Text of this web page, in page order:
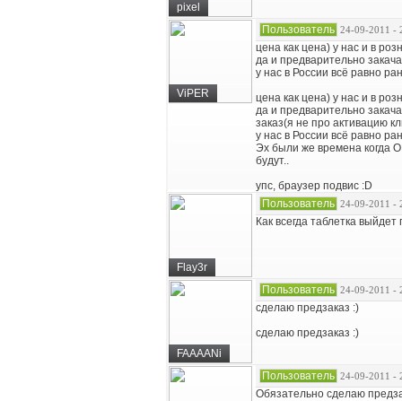
pixel
ViPER
Пользователь 24-09-2011 -
цена как цена) у нас и в
да и предварительно
у нас в России всё равно
цена как цена) у нас и в
да и предварительно
заказ(я не про активацию
у нас в России всё равно
Эх были же времена когда
будут..
упс, браузер подвис :D
Flay3r
Пользователь 24-09-2011 -
Как всегда таблетка выйдет
FAAAANi
Пользователь 24-09-2011 -
сделаю предзаказ :)
сделаю предзаказ :)
Пользователь 24-09-2011 -
Обязательно сделаю